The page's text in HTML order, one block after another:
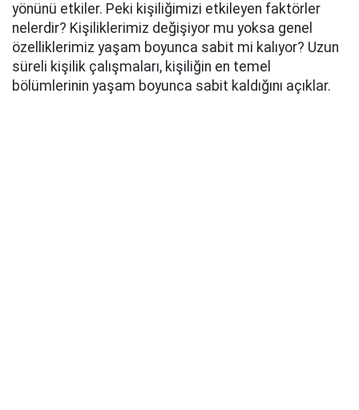
yönünü etkiler. Peki kişiliğimizi etkileyen faktörler
nelerdir? Kişiliklerimiz değişiyor mu yoksa genel
özelliklerimiz yaşam boyunca sabit mi kalıyor? Uzun
süreli kişilik çalışmaları, kişiliğin en temel
bölümlerinin yaşam boyunca sabit kaldığını açıklar.